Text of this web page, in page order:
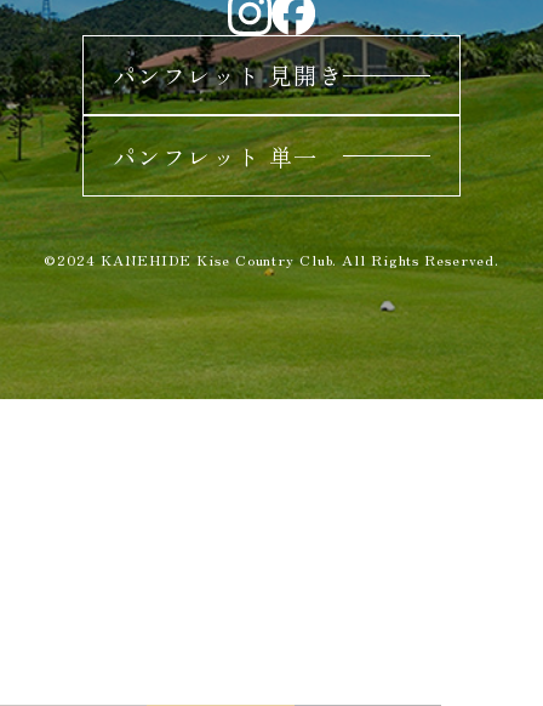
パンフレット 見開き
パンフレット 単一
©2024 KANEHIDE Kise Country Club. All Rights Reserved.